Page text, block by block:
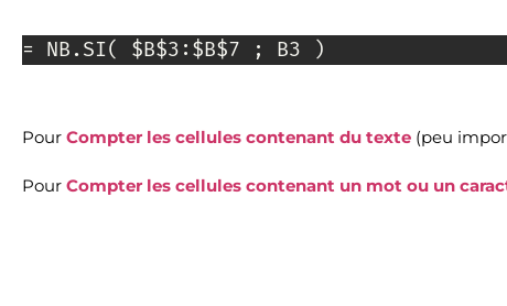
= NB.SI( $B$3:$B$7 ; B3 )
Pour Compter les cellules contenant du texte (peu
Pour Compter les cellules contenant un mot ou un